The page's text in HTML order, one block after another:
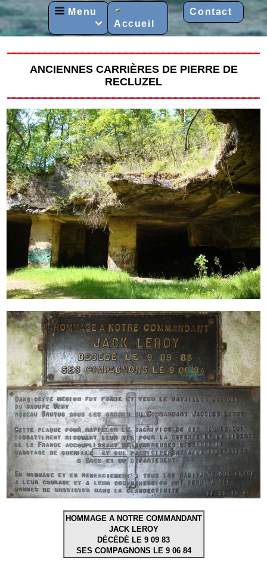
Menu
 Accueil
Contact
ANCIENNES CARRIÈRES DE PIERRE DE
RECLUZEL
HOMMAGE A NOTRE COMMANDANT
JACK LEROY
DÉCÉDÉ LE 9 09 83
SES COMPAGNONS LE 9 06 84